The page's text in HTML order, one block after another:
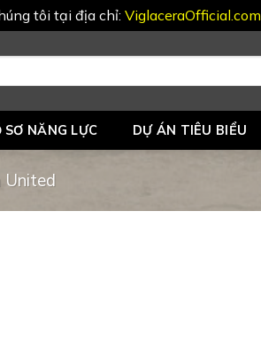
tôi tại địa chỉ: ViglaceraOfficial.com
SƠ NĂNG LỰC DỰ ÁN TIÊU BIỂU
United